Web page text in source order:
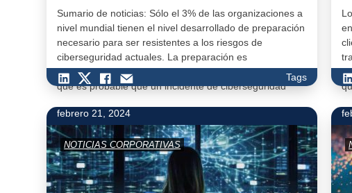
Sumario de noticias: Sólo el 3% de las organizaciones a
nivel mundial tienen el nivel desarrollado de preparación
necesario para ser resistentes a los riesgos de
ciberseguridad actuales. La preparación es
fundamental, ya que el 73% de los encuestados afirma
que es probable que un incidente de ciberseguridad
Tags
febrero 21, 2024
NOTICIAS CORPORATIVAS